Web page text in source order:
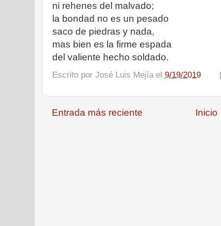
ni rehenes del malvado;
la bondad no es un pesado
saco de piedras y nada,
mas bien es la firme espada
del valiente hecho soldado.
Escrito por José Luis Mejía el 9/19/2019
Entrada más reciente Inicio